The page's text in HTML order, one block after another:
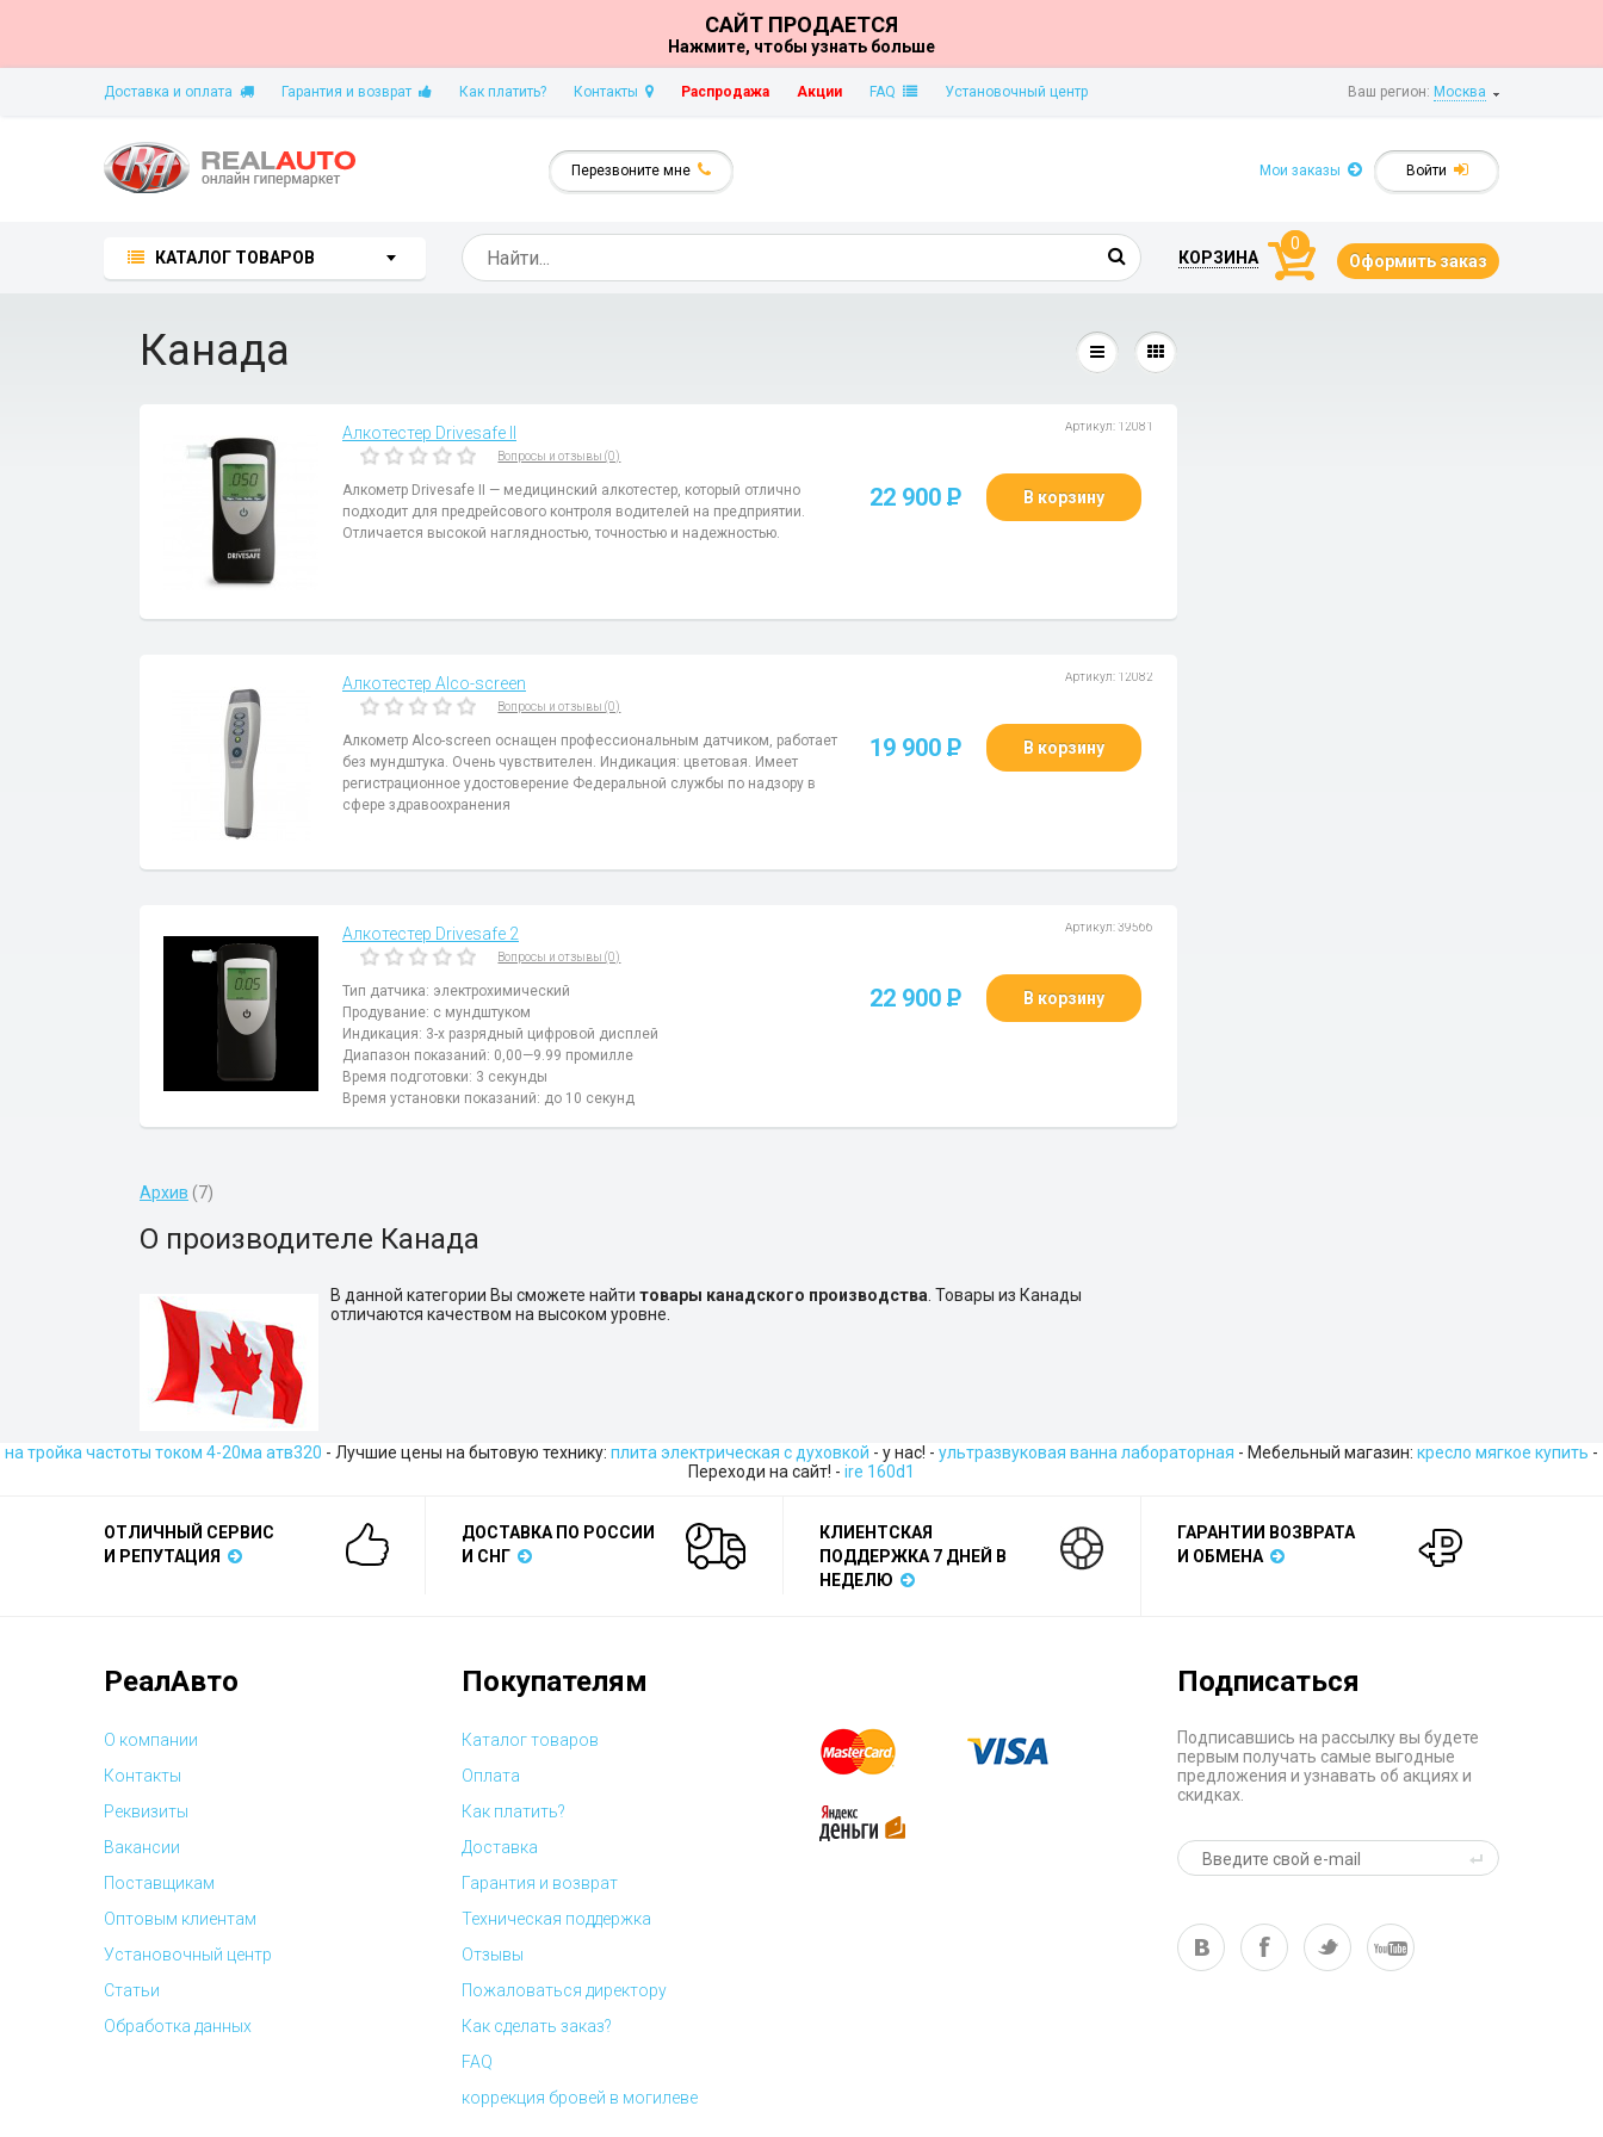
САЙТ ПРОДАЕТСЯ
Нажмите, чтобы узнать больше
Ваш регион: Москва
Доставка и оплата Гарантия и возврат Как платить? Контакты Распродажа Акции FAQ Установочный центр
Перезвоните мне Войти
Мои заказы
КАТАЛОГ ТОВАРОВ КОРЗИНА
0
Оформить заказ
Канада
Артикул: 12081
Алкотестер Drivesafe II
Вопросы и отзывы (0)
22 900 P В корзину
Алкометр Drivesafe II — медицинский алкотестер, который отлично
подходит для предрейсового контроля водителей на предприятии.
Отличается высокой наглядностью, точностью и надежностью.
Артикул: 12082
Алкотестер Alco-screen
Вопросы и отзывы (0)
19 900 P В корзину
Алкометр Alco-screen оснащен профессиональным датчиком, работает
без мундштука. Очень чувствителен. Индикация: цветовая. Имеет
регистрационное удостоверение Федеральной службы по надзору в
сфере здравоохранения
Артикул: 39566
Алкотестер Drivesafe 2
Вопросы и отзывы (0)
22 900 P В корзину
Тип датчика: электрохимический
Продувание: с мундштуком
Индикация: 3-х разрядный цифровой дисплей
Диапазон показаний: 0,00—9.99 промилле
Время подготовки: 3 секунды
Время установки показаний: до 10 секунд
Архив (7)
О производителе Канада
В данной категории Вы сможете найти товары канадского производства . Товары из Канады
отличаются качеством на высоком уровне.
на тройка частоты током 4-20ма атв320 - Лучшие цены на бытовую технику: плита электрическая с духовкой - у нас! - ультразвуковая ванна лабораторная - Мебельный магазин: кресло мягкое купить -
Переходи на сайт! - ire 160d1
ОТЛИЧНЫЙ СЕРВИС
И РЕПУТАЦИЯ
ДОСТАВКА ПО РОССИИ
И СНГ
КЛИЕНТСКАЯ
ПОДДЕРЖКА 7 ДНЕЙ В
НЕДЕЛЮ
ГАРАНТИИ ВОЗВРАТА
И ОБМЕНА
РеалАвто
О компании
Контакты
Реквизиты
Вакансии
Поставщикам
Оптовым клиентам
Установочный центр
Статьи
Обработка данных
Покупателям
Каталог товаров
Оплата
Как платить?
Доставка
Гарантия и возврат
Техническая поддержка
Отзывы
Пожаловаться директору
Как сделать заказ?
FAQ
коррекция бровей в могилеве
Подписаться
Подписавшись на рассылку вы будете
первым получать самые выгодные
предложения и узнавать об акциях и
скидках.